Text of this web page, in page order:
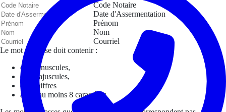
Code Notaire
Date d'Assermentation
Prénom
Nom
Courriel
Le mot de passe doit contenir :
des minuscules,
des majuscules,
des chiffres
avoir au moins 8 caractères